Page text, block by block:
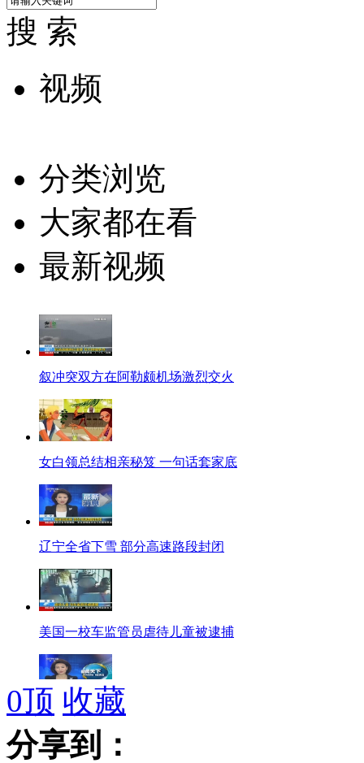
搜 索
视频
分类浏览
大家都在看
最新视频
叙冲突双方在阿勒颇机场激烈交火
女白领总结相亲秘笈 一句话套家底
辽宁全省下雪 部分高速路段封闭
美国一校车监管员虐待儿童被逮捕
美国核电厂发生事故 造成1死3伤
0顶 收藏
分享到：